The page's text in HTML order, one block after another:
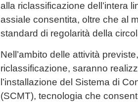
alla riclassificazione dell’intera
assiale consentita, oltre che al
standard di regolarità della
Nell’ambito delle attività
riclassificazione, saranno
l’installazione del Sistema di
(SCMT), tecnologia che